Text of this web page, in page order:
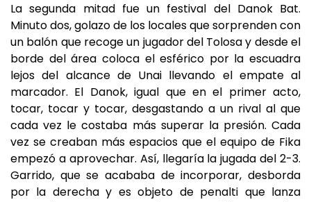
La segunda mitad fue un festival del Danok Bat.
Minuto dos, golazo de los locales que sorprenden con
un balón que recoge un jugador del Tolosa y desde el
borde del área coloca el esférico por la escuadra
lejos del alcance de Unai llevando el empate al
marcador. El Danok, igual que en el primer acto,
tocar, tocar y tocar, desgastando a un rival al que
cada vez le costaba más superar la presión. Cada
vez se creaban más espacios que el equipo de Fika
empezó a aprovechar. Así, llegaría la jugada del 2-3.
Garrido, que se acababa de incorporar, desborda
por la derecha y es objeto de penalti que lanza